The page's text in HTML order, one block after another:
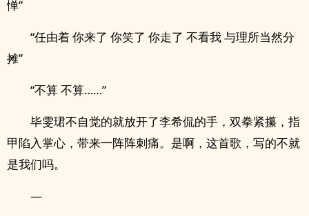
惮”
“任由着 你来了 你笑了 你走了 不看我 与理所当然分
摊”
“不算 不算……”
毕雯珺不自觉的就放开了李希侃的手，双拳紧攥，指
甲陷入掌心，带来一阵阵刺痛。是啊，这首歌，写的不就
是我们吗。
—